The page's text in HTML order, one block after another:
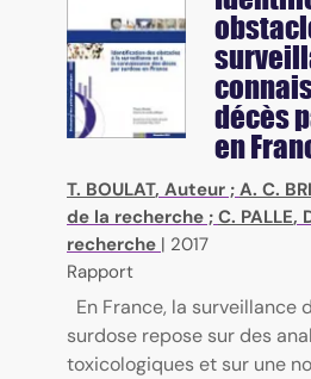
décès
en
T. BOULAT, Auteur ; A. C.
de la recherche ; C. PALLE,
recherche | 2017
Rapport
En France, la surveillance
surdose repose sur des
toxicologiques et sur une